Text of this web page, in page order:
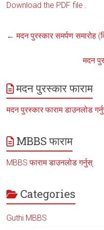
Download the PDF file .
← मदन पुरस्कार समर्पण समारोह
मदन
मदन पुरस्कार फाराम
मदन पुरस्कार फाराम डाउनलोड
MBBS फाराम
MBBS फाराम डाउनलोड गर्नुस्
Categories
Guthi MBBS